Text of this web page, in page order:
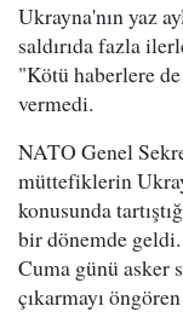
Ukrayna'nın yaz
saldırıda fazla
"Kötü haberlere de
vermedi.
NATO Genel
müttefiklerin
konusunda
bir dönemde
Cuma günü asker
çıkarmayı